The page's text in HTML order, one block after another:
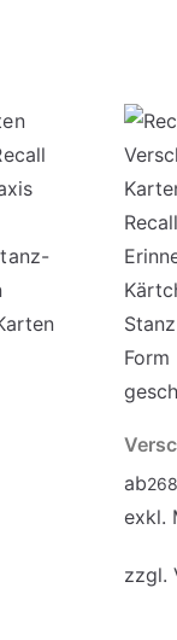
ab
exkl.
zzgl.